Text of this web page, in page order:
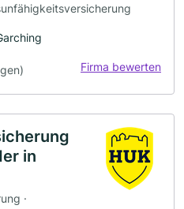
Firma bewerten
in
·